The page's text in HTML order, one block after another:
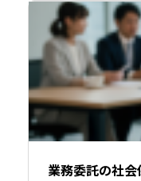
業務委託の社